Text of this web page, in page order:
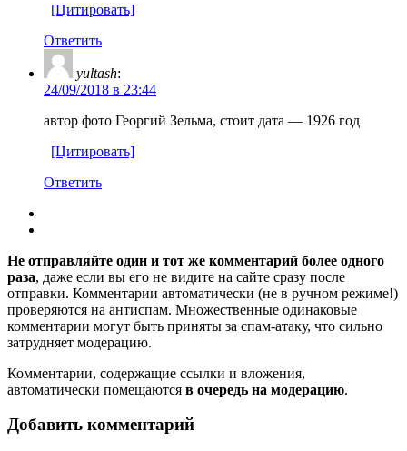
[Цитировать]
Ответить
yultash:
24/09/2018 в 23:44
автор фото Георгий Зельма, стоит дата — 1926 год
[Цитировать]
Ответить
Не отправляйте один и тот же комментарий более одного
раза, даже если вы его не видите на сайте сразу после
отправки. Комментарии автоматически (не в ручном режиме!)
проверяются на антиспам. Множественные одинаковые
комментарии могут быть приняты за спам-атаку, что сильно
затрудняет модерацию.
Комментарии, содержащие ссылки и вложения,
автоматически помещаются в очередь на модерацию.
Добавить комментарий